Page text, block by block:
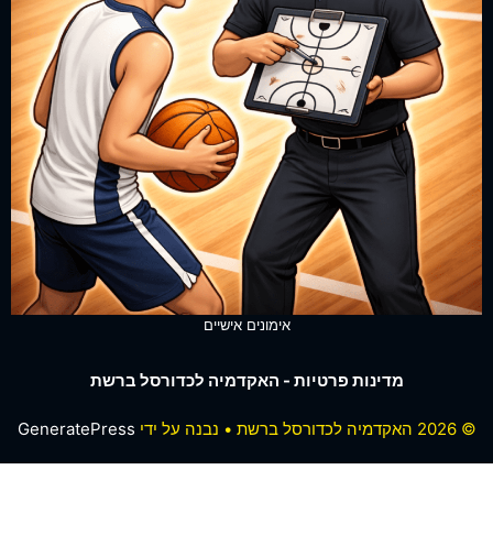
אימונים אישיים
מדינות פרטיות - האקדמיה לכדורסל ברשת
• נבנה על ידיGeneratePress